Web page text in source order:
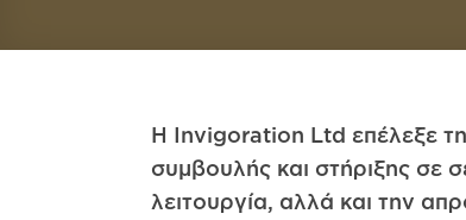
Η Invigoration Ltd επέλεξε
συμβουλής και στήριξης σε
λειτουργία, αλλά και την